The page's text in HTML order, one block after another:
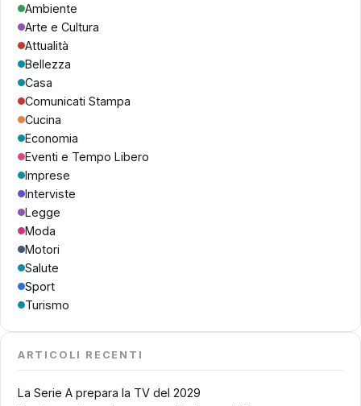
Ambiente
Arte e Cultura
Attualità
Bellezza
Casa
Comunicati Stampa
Cucina
Economia
Eventi e Tempo Libero
Imprese
Interviste
Legge
Moda
Motori
Salute
Sport
Turismo
ARTICOLI RECENTI
La Serie A prepara la TV del 2029